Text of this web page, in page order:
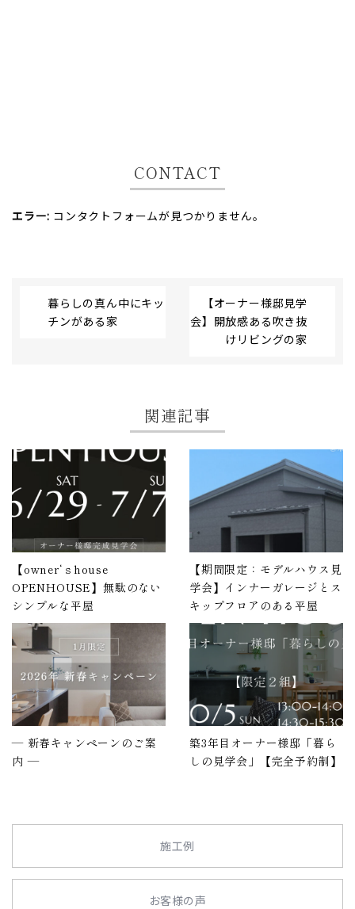
CONTACT
エラー: コンタクトフォームが見つかりません。
暮らしの真ん中にキッ
チンがある家
【オーナー様邸見学
会】開放感ある吹き抜
けリビングの家
関連記事
【owner‘ｓhouse
OPENHOUSE】無駄のない
シンプルな平屋
【期間限定：モデルハウス見
学会】インナーガレージとス
キップフロアのある平屋
― 新春キャンペーンのご案
内 ―
築3年目オーナー様邸「暮ら
しの見学会」【完全予約制】
施工例
お客様の声